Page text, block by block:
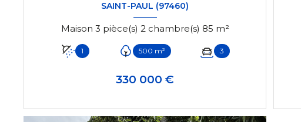
SAINT-PAUL (97460)
Maison 3 pièce(s) 2 chambre(s) 85 m²
1 500 m² 3
330 000 €
VOIR LE BIEN